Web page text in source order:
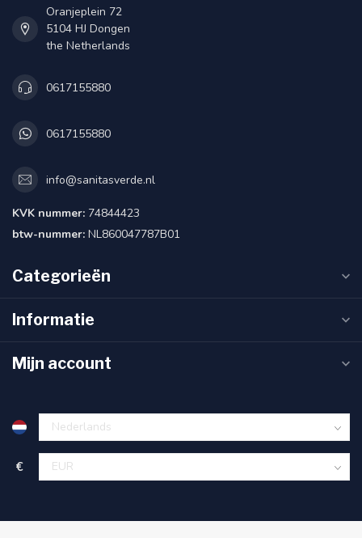
Oranjeplein 72
5104 HJ Dongen
the Netherlands
0617155880
0617155880
info@sanitasverde.nl
KVK nummer: 74844423
btw-nummer: NL860047787B01
Categorieën
Informatie
Mijn account
€